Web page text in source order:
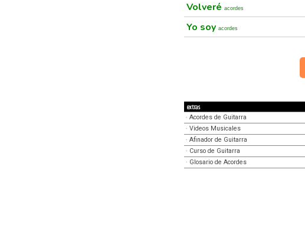
Volveré acordes
Yo soy acordes
extras
· Acordes de Guitarra
· Videos Musicales
· Afinador de Guitarra
· Curso de Guitarra
· Glosario de Acordes